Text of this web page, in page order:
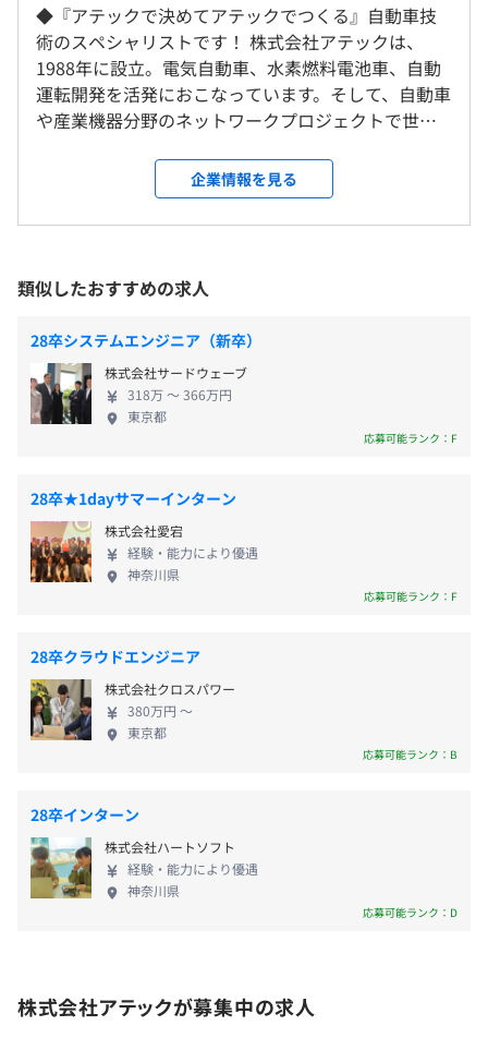
い、業務進捗などをチームで共有します。
・開発期間はプロジェクトによってさまざまですが、お互
いがフォローしつつ全員でプロジェクト完了まで対応して
いきます。
C言語、C++、C#、Python、Javaなど
C言語がメインとなりますが、その他の言語も必要に応じ
て対応できるよう社内研修をおこなっています。
年1回の目標設定をして、半期で振り返りをおこなってい
ます。
チームの上司や個人での評価だけでなく、配属先やアウト
プット先の会社からの評価など多角的に評価しています。
技術部として全拠点合わせて約1200名のエンジニアが在
籍しています。
3～10名程度のチームに配属後、開発に携わります。
・交通費全額支給
・家賃手当
・職能手当
・家族手当（配偶者手当、子ども手当1人～３人）
・残業手当
※4.0カ月分／年。コロナ禍の中でも満額の賞与が支給さ
れており安定感があります。
年1回（4月）
各種社会保険完備
3カ月（条件などの変更はありません）
研修の有無及び内容
新入社員研修、各種階層別研修、技術分野別研修、各種勉
強会など
自己啓発支援の有無及びその内容
メンター制度の有無
キャリアコンサルティング制度の有無及びその内容
社内検定等の制度の有無及びその内容
前年度の月平均所定外労働時間の実績
13.0日
前事業年度の育児休業取得者数／出産者数
男性7人/19人
役員20.0%
管理職13.8%
◆『アテックで決めてアテックでつくる』自動車技
術のスペシャリストです！ 株式会社アテックは、
1988年に設立。電気自動車、水素燃料電池車、自動
運転開発を活発におこなっています。そして、自動車
や産業機器分野のネットワークプロジェクトで世界
ナー企業です。自動車の今後の未来を左右する最先端
のCASE事業に関われるため、先進的で楽しくやりが
い十分なお仕事です。 ◆自動運転を担うAUTOSAR事
発現場で生産性を向上させるために必要な、車載ソ
フトウェア標準化規格のことです。2003年の発足以
来、世界中のメーカーが参画しています。日本ではま
だ馴染みがありませんが、AUTOSARは今後の自動車
開発の現場で非常に重要なものです。当社では、
2019年AUTOSARのアソシエイトパートナーに加入し
ており、AUTOSAR専任エンジニアの育成に力を入れ
す！ 「CSP-E」認証取得組み込みエンジニアが、プ
ロジェクトメンバーとして在籍しています。自動車開
発の技術レベルが高いので、新しく学べることも多
く成長意欲のある方は満足していただける環境です。
ぜひフレッシュな社長直下プロジェクトのコアメン
を支える「AUTOSAR」に携わりたいエンジニアをお
待ちしております！
企業情報を見る
類似したおすすめの求人
28卒システムエンジニア（新卒）
株式会社サードウェーブ
318万 〜 366万円
東京都
応募可能ランク：F
28卒★1dayサマーインターン
株式会社愛宕
経験・能力により優遇
神奈川県
応募可能ランク：F
28卒クラウドエンジニア
株式会社クロスパワー
380万円 〜
東京都
応募可能ランク：B
28卒インターン
株式会社ハートソフト
経験・能力により優遇
神奈川県
応募可能ランク：D
株式会社アテックが募集中の求人